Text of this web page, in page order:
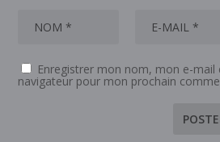
Enregistrer mon nom, mon e-mail
navigateur pour mon prochain